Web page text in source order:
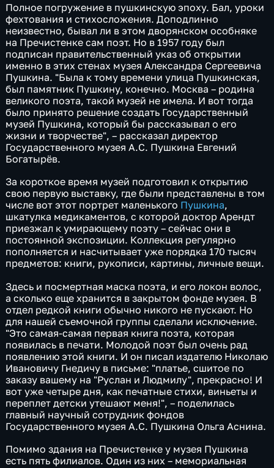
Полное погружение в пушкинскую эпоху. Бал, уроки
фехтования и стихосложения. Доподлинно
неизвестно, бывал ли в этом дворянском особняке
на Пречистенке сам поэт. Но в 1957 году был
подписан правительственный указ об открытии
именно в этих стенах музея Александра Сергеевича
Пушкина. "Была к тому времени улица Пушкинская,
был памятник Пушкину, конечно. Москва – родина
великого поэта, такой музей не имела. И вот тогда
было принято решение создать Государственный
музей Пушкина, который бы рассказывал о его
жизни и творчестве", – рассказал директор
Государственного музея А.С. Пушкина Евгений
Богатырёв.
За короткое время музей подготовил к открытию
свою первую выставку, где были представлены в том
числе вот этот портрет маленького Пушкина,
шкатулка медикаментов, с которой доктор Арендт
приезжал к умирающему поэту – сейчас они в
постоянной экспозиции. Коллекция регулярно
пополняется и насчитывает уже порядка 170 тысяч
предметов: книги, рукописи, картины, личные вещи.
Здесь и посмертная маска поэта, и его локон волос,
а сколько еще хранится в закрытом фонде музея. В
отдел редкой книги обычно никого не пускают. Но
для нашей съемочной группы сделали исключение.
"Это самая-самая первая книга поэта, которая
появилась в печати. Молодой поэт был очень рад
появлению этой книги. И он писал издателю Николаю
Ивановичу Гнедичу в письме: "платье, сшитое по
заказу вашему на "Руслан и Людмилу", прекрасно! И
вот уже четыре дня, как печатные стихи, виньеты и
переплет детски утешают меня!", – поделилась
главный научный сотрудник фондов
Государственного музея А.С. Пушкина Ольга Аснина.
Помимо здания на Пречистенке у музея Пушкина
есть пять филиалов. Один из них – мемориальная